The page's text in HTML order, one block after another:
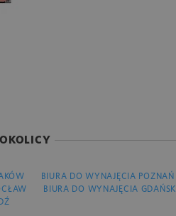
BIURA DO WYNAJĘCIA POZNAŃ
BIURA DO WYNAJĘCIA GDAŃSK